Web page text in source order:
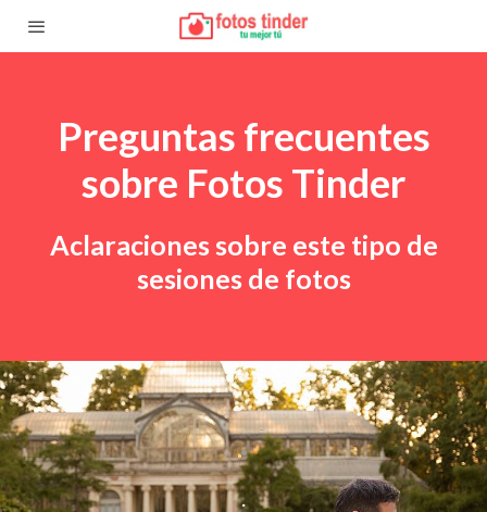
Preguntas frecuentes
sobre Fotos Tinder
Aclaraciones sobre este tipo de
sesiones de fotos
.
.